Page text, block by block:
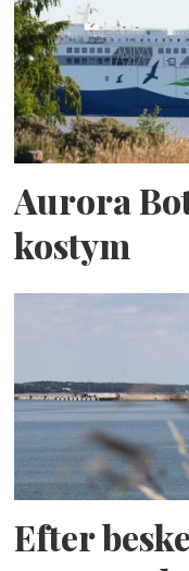
Aurora
kostym
Efter